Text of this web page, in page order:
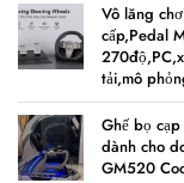
Vô lăng
cấp,Pedal
tải,mô
Ghế bọ
dành cho
GM520